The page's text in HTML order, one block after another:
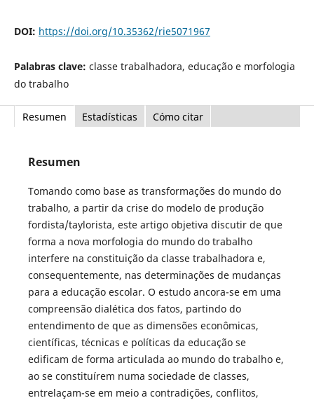
DOI: https://doi.org/10.35362/rie5071967
Palabras clave: classe trabalhadora, educação e morfologia
do trabalho
Resumen Estadísticas Cómo citar
Resumen
Tomando como base as transformações do mundo do
trabalho, a partir da crise do modelo de produção
fordista/taylorista, este artigo objetiva discutir de que
forma a nova morfologia do mundo do trabalho
interfere na constituição da classe trabalhadora e,
consequentemente, nas determinações de mudanças
para a educação escolar. O estudo ancora-se em uma
compreensão dialética dos fatos, partindo do
entendimento de que as dimensões econômicas,
científicas, técnicas e políticas da educação se
edificam de forma articulada ao mundo do trabalho e,
ao se constituírem numa sociedade de classes,
entrelaçam-se em meio a contradições, conflitos,